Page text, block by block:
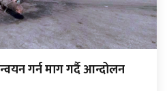
गर्न माग गर्दै आन्दोलन